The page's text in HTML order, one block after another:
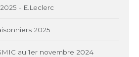
- E.Leclerc
2025
au 1er novembre 2024